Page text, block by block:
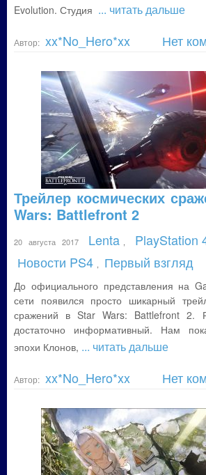
Evolution. Студия ... читать дальше
Автор: xx*No_Hero*xx Нет
Трейлер космических
Wars: Battlefront 2
20 августа 2017 Lenta PlayStation
Новости PS4 Первый взгляд
До официального представления на
сети появился просто шикарный
сражений в Star Wars: Battlefront 2.
достаточно информативный. Нам
эпохи Клонов, ... читать дальше
Автор: xx*No_Hero*xx Нет